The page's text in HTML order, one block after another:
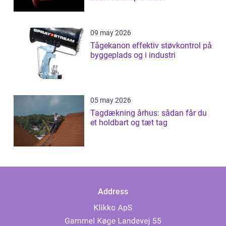
09 may 2026
Tågekanon effektiv støvkontrol på
byggeplads og i industri
05 may 2026
Tagdækning århus: sådan får du
et holdbart og tæt tag
Address